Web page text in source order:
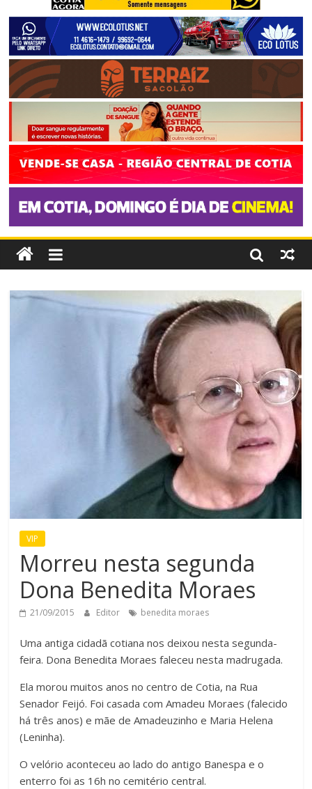
VIP
Morreu nesta segunda
Dona Benedita Moraes
21/09/2015 Editor benedita moraes
Uma antiga cidadã cotiana nos deixou nesta segunda-
feira. Dona Benedita Moraes faleceu nesta madrugada.
Ela morou muitos anos no centro de Cotia, na Rua
Senador Feijó. Foi casada com Amadeu Moraes (falecido
há três anos) e mãe de Amadeuzinho e Maria Helena
(Leninha).
O velório aconteceu ao lado do antigo Banespa e o
enterro foi as 16h no cemitério central.